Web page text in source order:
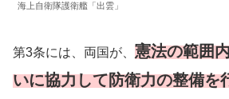
海上自衛隊護衛艦「出雲」
第3条には、両国が、 憲法の範囲
いに協力して防衛力の整備を